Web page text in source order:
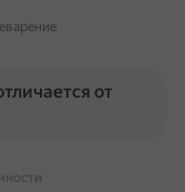
от